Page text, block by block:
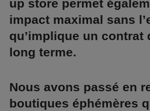
up store permet
impact maximal sans
qu’implique un contrat
long terme.
Nous avons passé en
boutiques éphémères